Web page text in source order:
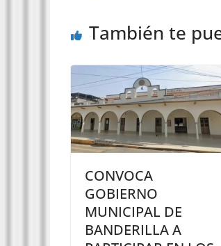
También te
CONVOCA
GOBIERNO
MUNICIPAL DE
BANDERILLA A